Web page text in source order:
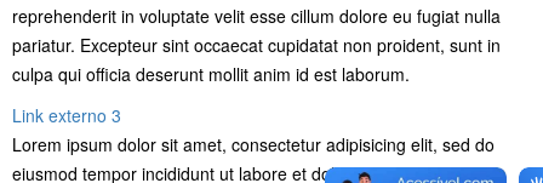
reprehenderit in voluptate velit esse cillum dolore eu fugiat nulla
pariatur. Excepteur sint occaecat cupidatat non proident, sunt in
culpa qui officia deserunt mollit anim id est laborum.
Link externo 3
Lorem ipsum dolor sit amet, consectetur adipisicing elit, sed do
eiusmod tempor incididunt ut labore et dolore magna aliqua. Ut